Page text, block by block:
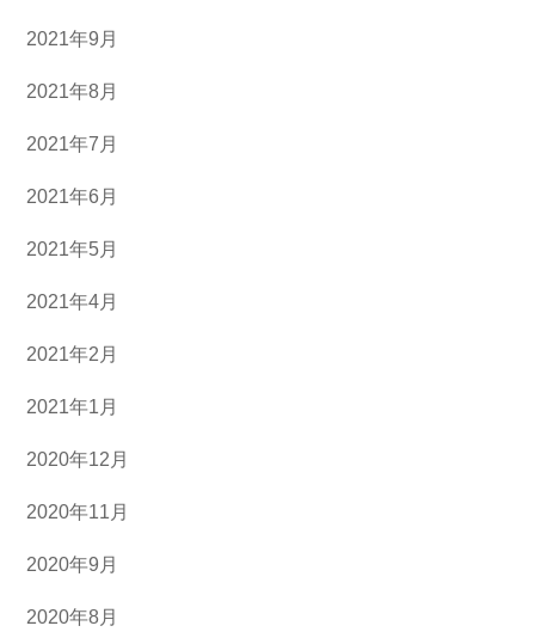
2021年9月
2021年8月
2021年7月
2021年6月
2021年5月
2021年4月
2021年2月
2021年1月
2020年12月
2020年11月
2020年9月
2020年8月